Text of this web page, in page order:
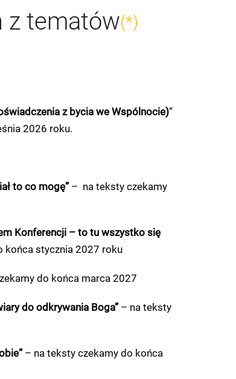
z tematów(*)
z bycia we Wspólnocie)”
2026 roku.
to co mogę” – na teksty czekamy
Konferencji – to tu wszystko się
końca stycznia 2027 roku
do końca marca 2027
do odkrywania Boga” – na teksty
– na teksty czekamy do końca